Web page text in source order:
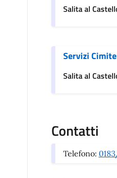
Salita al
Servizi
Salita al
Contatti
Telefono: